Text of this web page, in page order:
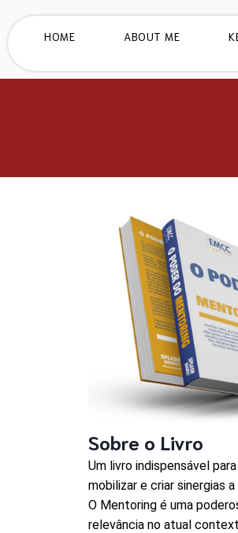
HOME ABOUT ME
Sobre o Livro
Um livro indispensável
mobilizar e criar sinergias
O Mentoring é uma
relevância no atual